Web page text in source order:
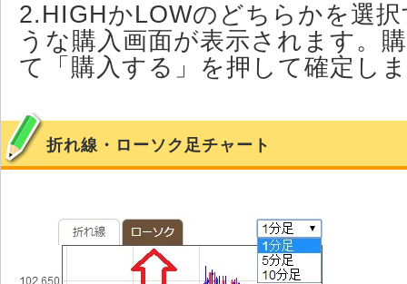
2.HIGHかLOWのどちらかを選
うな購入画面が表示されます。
て「購入する」を押して確定し
折れ線・ローソク足チャート